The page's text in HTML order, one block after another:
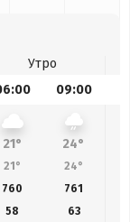
Утро
09:00
21° 24°
21° 24°
760 761
58 63